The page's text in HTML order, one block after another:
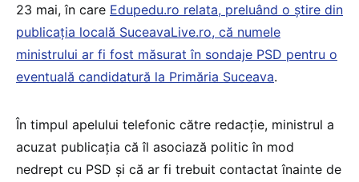
23 mai, în care Edupedu.ro relata, preluând o știre din
publicația locală SuceavaLive.ro, că numele
ministrului ar fi fost măsurat în sondaje PSD pentru o
eventuală candidatură la Primăria Suceava.
În timpul apelului telefonic către redacție, ministrul a
acuzat publicația că îl asociază politic în mod
nedrept cu PSD și că ar fi trebuit contactat înainte de